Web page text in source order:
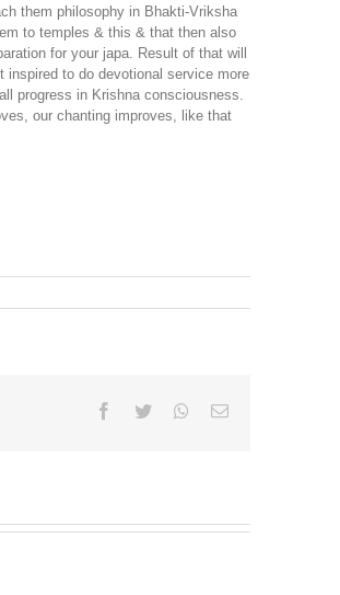
them philosophy in Bhakti-Vriksha
to temples & this & that then also
for your japa. Result of that will
inspired to do devotional service more
progress in Krishna consciousness.
our chanting improves, like that
Facebook
Twitter Whatsapp
Email